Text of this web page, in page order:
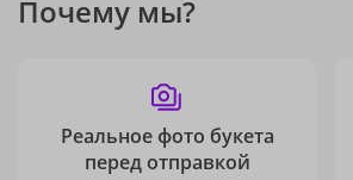
Почему мы?
Реальное фото букета
перед отправкой